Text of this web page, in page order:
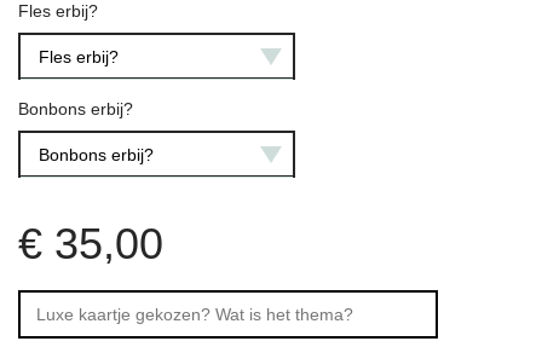
Fles erbij?
Fles erbij?
Bonbons erbij?
Bonbons erbij?
€ 35,00